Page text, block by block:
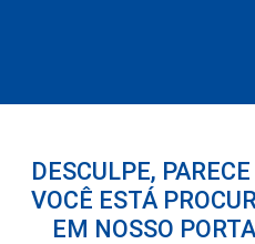
DESCULPE,
VOCÊ ESTÁ
EM NOSSO